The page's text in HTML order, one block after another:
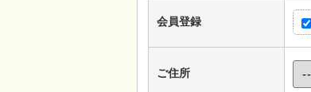
会員登録
ご住所